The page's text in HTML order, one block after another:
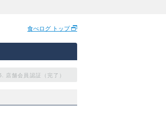
食べログ トップ
店舗会員認証（完了）